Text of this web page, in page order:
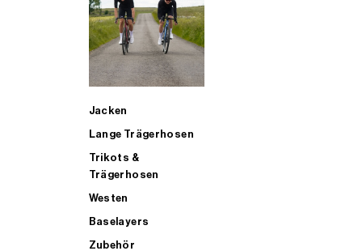
Jacken
Lange Trägerhosen
Trikots &
Trägerhosen
Westen
Baselayers
Zubehör
ALLE TRIATHLONARTIKEL FÜR MÄNNER KAUFEN